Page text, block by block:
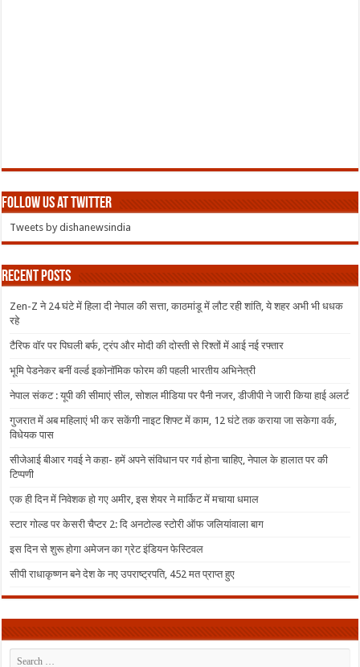
Follow us at Twitter
Tweets by dishanewsindia
Recent Posts
Zen-Z ने 24 घंटे में हिला दी नेपाल की सत्ता, काठमांडू में लौट रही शांति, ये शहर अभी भी धधक
रहे
टैरिफ वॉर पर पिघली बर्फ, ट्रंप और मोदी की दोस्ती से रिश्तों में आई नई रफ्तार
भूमि पेडनेकर बनीं वर्ल्ड इकोनॉमिक फोरम की पहली भारतीय अभिनेत्री
नेपाल संकट : यूपी की सीमाएं सील, सोशल मीडिया पर पैनी नजर, डीजीपी ने जारी किया हाई अलर्ट
गुजरात में अब महिलाएं भी कर सकेंगी नाइट शिफ्ट में काम, 12 घंटे तक कराया जा सकेगा वर्क,
विधेयक पास
सीजेआई बीआर गवई ने कहा- हमें अपने संविधान पर गर्व होना चाहिए, नेपाल के हालात पर की
टिप्पणी
एक ही दिन में निवेशक हो गए अमीर, इस शेयर ने मार्किट में मचाया धमाल
स्टार गोल्ड पर केसरी चैप्टर 2: दि अनटोल्ड स्टोरी ऑफ जलियांवाला बाग
इस दिन से शुरू होगा अमेजन का ग्रेट इंडियन फेस्टिवल
सीपी राधाकृष्णन बने देश के नए उपराष्ट्रपति, 452 मत प्राप्त हुए